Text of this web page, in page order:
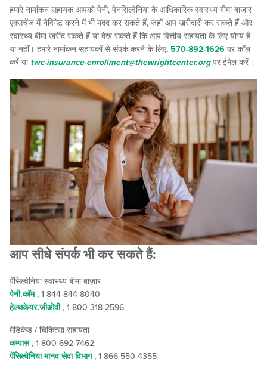
हमारे नामांकन सहायक आपको पेनी, पेनसिल्वेनिया के आधिकारिक स्वास्थ्य बीमा बाज़ार
एक्सचेंज में नेविगेट करने में भी मदद कर सकते हैं, जहाँ आप खरीदारी कर सकते हैं और
स्वास्थ्य बीमा खरीद सकते हैं या देख सकते हैं कि आप वित्तीय सहायता के लिए योग्य हैं
या नहीं। हमारे नामांकन सहायकों से संपर्क करने के लिए, 570-892-1626 पर कॉल
करें या twc-insurance-enrollment@thewrightcenter.orgपर ईमेल करें।
आप सीधे संपर्क भी कर सकते हैं:
पेंसिल्वेनिया स्वास्थ्य बीमा बाज़ार
पेनी.कॉम, 1-844-844-8040
हेल्थकेयर.जीओवी, 1-800-318-2596
मेडिकेड / चिकित्सा सहायता
कम्पास, 1-800-692-7462
पेंसिल्वेनिया मानव सेवा विभाग, 1-866-550-4355